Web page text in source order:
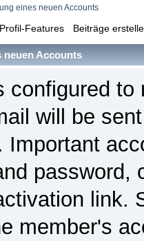
eines neuen Accounts
Profil-Features Beiträge
neuen Accounts
configured
will be
Important
password,
link.
member's